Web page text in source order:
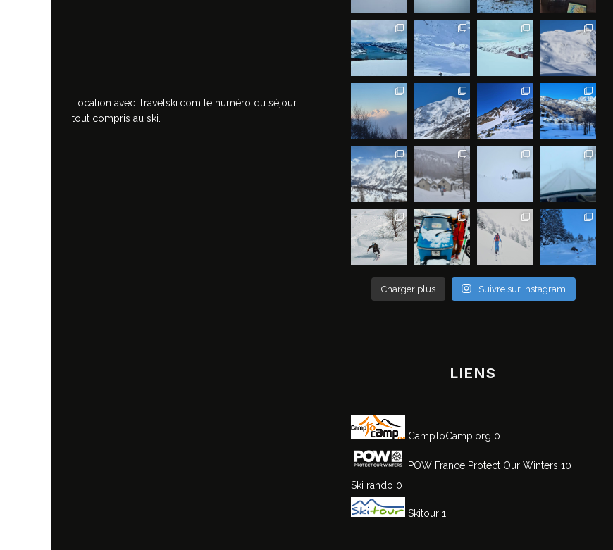
Location avec Travelski.com le numéro du séjour
tout compris au ski.
Charger plus Suivre sur Instagram
LIENS
CampToCamp.org 0
POW France Protect Our Winters 10
Ski rando 0
Skitour 1